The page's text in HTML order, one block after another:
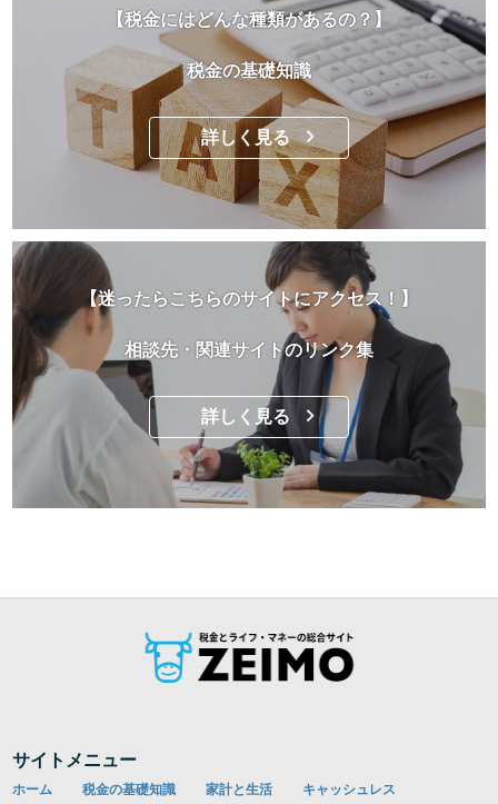
【税金にはどんな種類があるの？】
税金の基礎知識
詳しく見る
【迷ったらこちらのサイトにアクセス！】
相談先・関連サイトのリンク集
詳しく見る
サイトメニュー
ホーム 税金の基礎知識 家計と生活 キャッシュレス